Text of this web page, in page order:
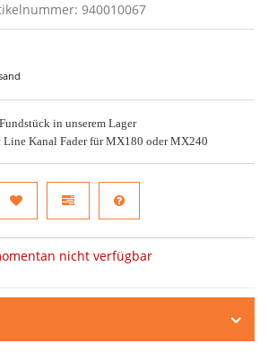
940010067
Fundstück in unserem Lager
Kanal Fader für MX180 oder MX240
nicht verfügbar